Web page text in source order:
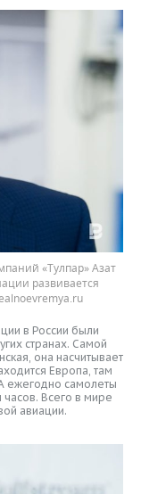
«Тулпар» Азат
развивается
в России были
странах. Самой
она насчитывает
Европа, там
ежегодно самолеты
Всего в мире
авиации.